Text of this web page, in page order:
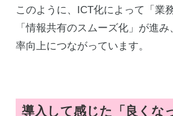
このように、ICT化によって「業
「情報共有のスムーズ化」が進
率向上につながっています。
導入して感じた「良くな